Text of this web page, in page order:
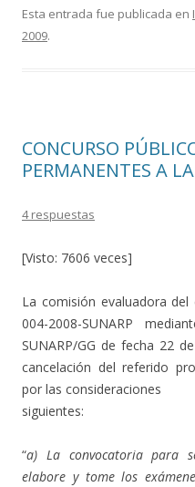
e
k
itt m
r
Esta entrada fue publicada en
2009.
CONCURSO
PERMANENTES A
4 respuestas
[Visto: 7606 veces]
La comisión evaluadora
004-2008-SUNARP
SUNARP/GG de fecha 22
cancelación del referido
por las consideraciones
siguientes:
“a) La convocatoria para
elabore y tome los